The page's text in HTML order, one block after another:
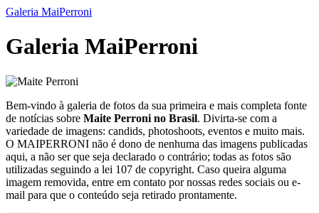
Galeria MaiPerroni
Galeria MaiPerroni
Bem-vindo à galeria de fotos da sua primeira e mais completa fonte
de notícias sobre Maite Perroni no Brasil. Divirta-se com a
variedade de imagens: candids, photoshoots, eventos e muito mais.
O MAIPERRONI não é dono de nenhuma das imagens publicadas
aqui, a não ser que seja declarado o contrário; todas as fotos são
utilizadas seguindo a lei 107 de copyright. Caso queira alguma
imagem removida, entre em contato por nossas redes sociais ou e-
mail para que o conteúdo seja retirado prontamente.